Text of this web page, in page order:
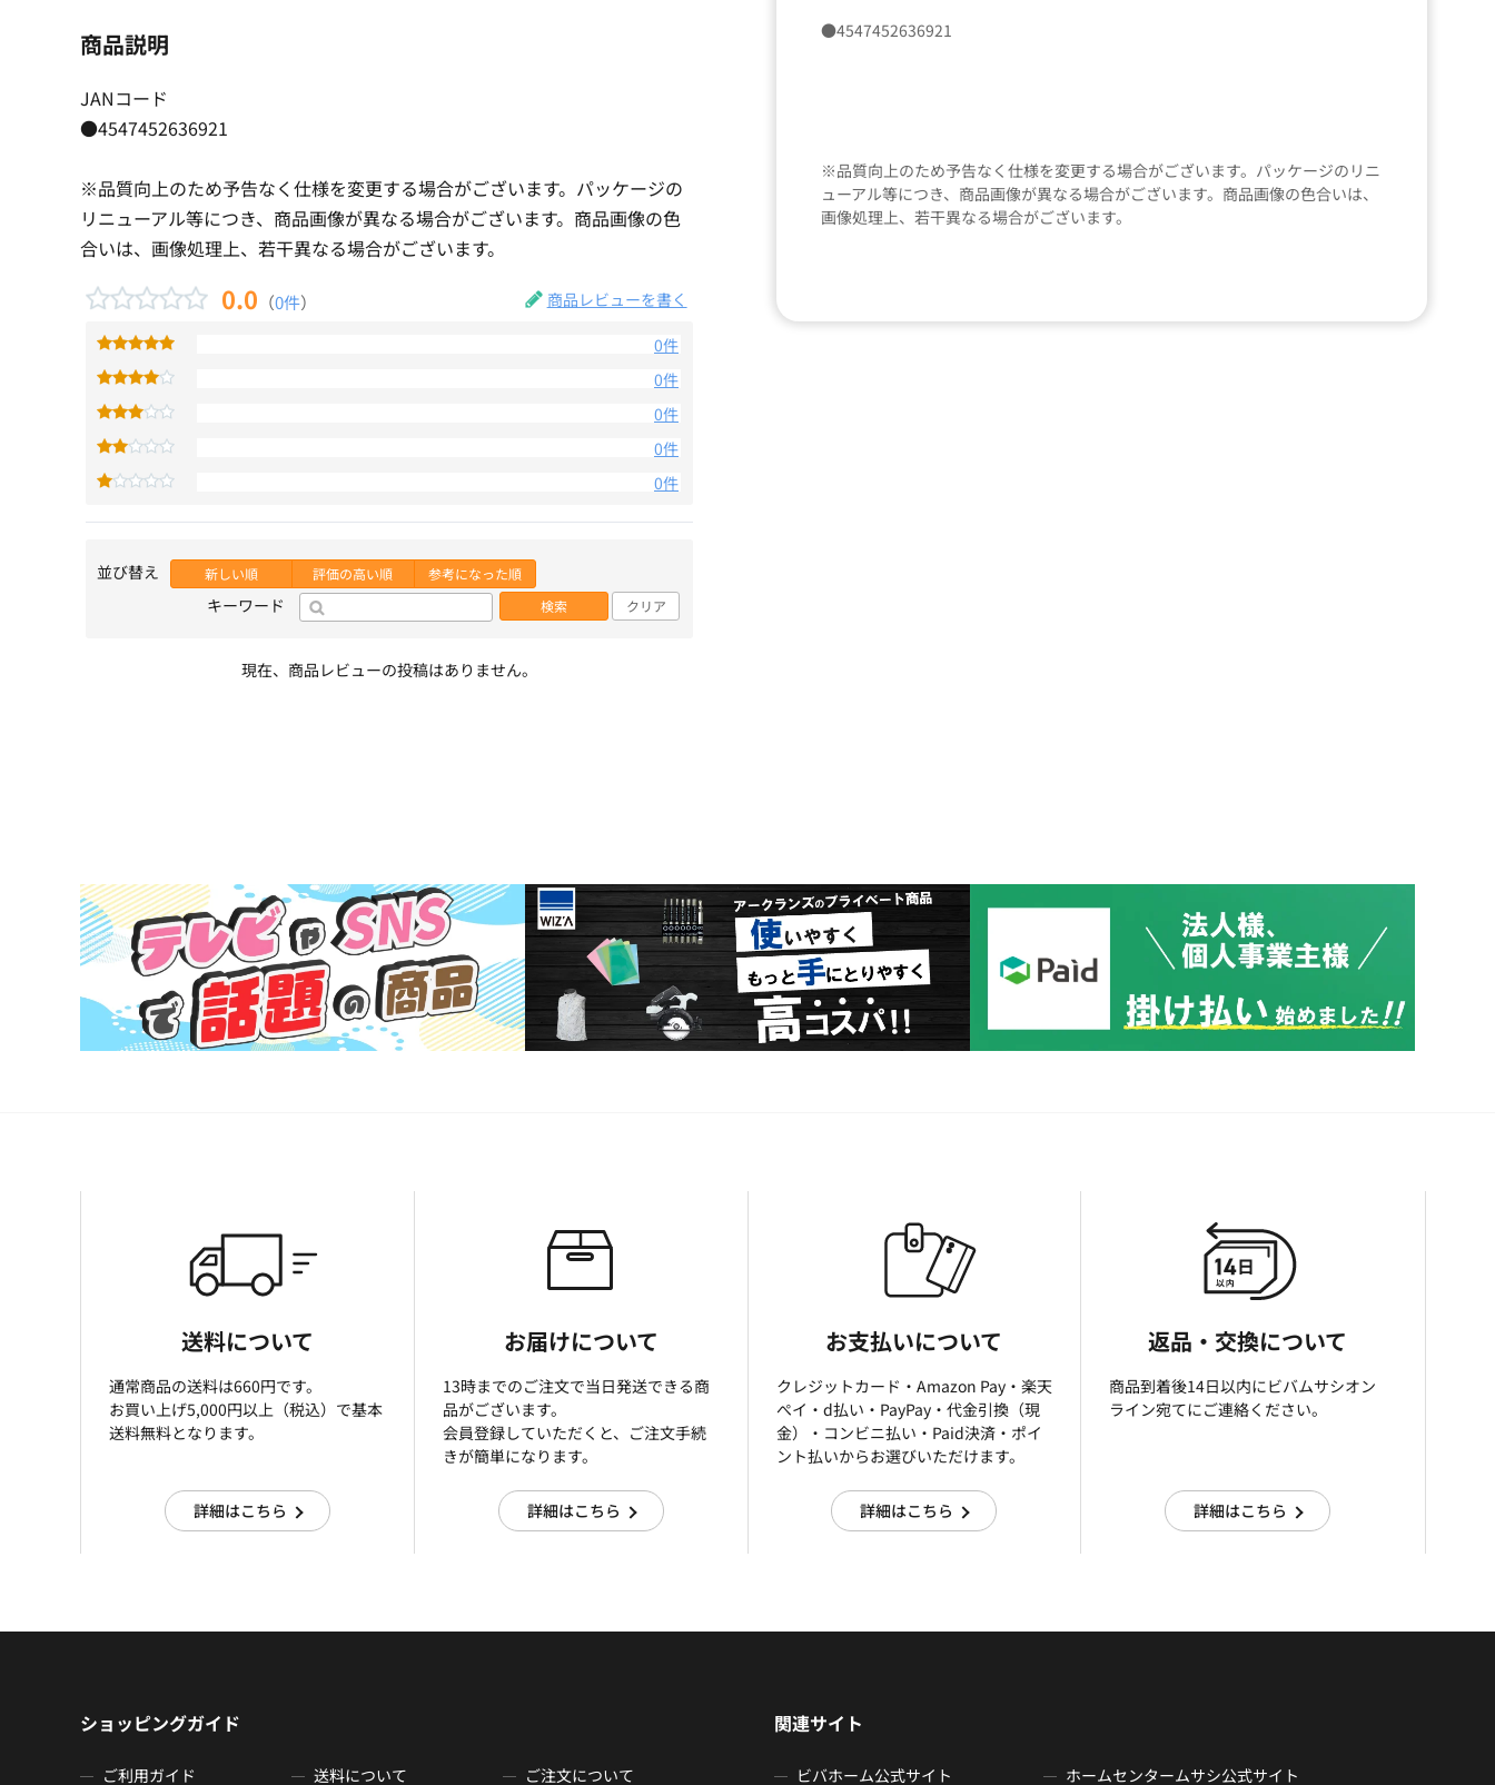
●4547452636921
※品質向上のため予告なく仕様を変更する場合がございます。パッケージのリニ
ューアル等につき、商品画像が異なる場合がございます。商品画像の色合いは、
画像処理上、若干異なる場合がございます。
商品説明
JANコード
●4547452636921
※品質向上のため予告なく仕様を変更する場合がございます。パッケージの
リニューアル等につき、商品画像が異なる場合がございます。商品画像の色
合いは、画像処理上、若干異なる場合がございます。
0.0 （0件） 商品レビューを書く
0件
0件
0件
0件
0件
並び替え 新しい順 評価の高い順 参考になった順
キーワード 検索 クリア
現在、商品レビューの投稿はありません。
送料について
通常商品の送料は660円です。
お買い上げ5,000円以上（税込）で基本
送料無料となります。
詳細はこちら
お届けについて
13時までのご注文で当日発送できる商
品がございます。
会員登録していただくと、ご注文手続
きが簡単になります。
詳細はこちら
お支払いについて
クレジットカード・Amazon Pay・楽天
ぺイ・d払い・PayPay・代金引換（現
金）・コンビニ払い・Paid決済・ポイ
ント払いからお選びいただけます。
詳細はこちら
返品・交換について
商品到着後14日以内にビバムサシオン
ライン宛てにご連絡ください。
詳細はこちら
ショッピングガイド
ご利用ガイド 送料について ご注文について
関連サイト
ビバホーム公式サイト ホームセンタームサシ公式サイト